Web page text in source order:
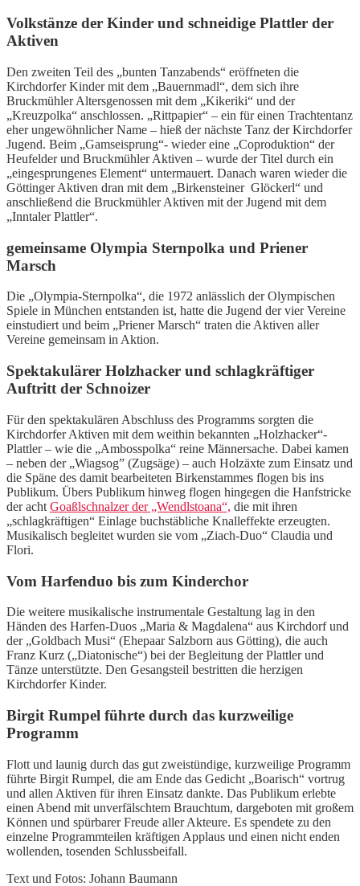
Volkstänze der Kinder und schneidige Plattler der
Aktiven
Den zweiten Teil des „bunten Tanzabends“ eröffneten die
Kirchdorfer Kinder mit dem „Bauernmadl“, dem sich ihre
Bruckmühler Altersgenossen mit dem „Kikeriki“ und der
„Kreuzpolka“ anschlossen. „Rittpapier“ – ein für einen Trachtentanz
eher ungewöhnlicher Name – hieß der nächste Tanz der Kirchdorfer
Jugend. Beim „Gamseisprung“- wieder eine „Coproduktion“ der
Heufelder und Bruckmühler Aktiven – wurde der Titel durch ein
„eingesprungenes Element“ untermauert. Danach waren wieder die
Göttinger Aktiven dran mit dem „Birkensteiner Glöckerl“ und
anschließend die Bruckmühler Aktiven mit der Jugend mit dem
„Inntaler Plattler“.
gemeinsame Olympia Sternpolka und Priener
Marsch
Die „Olympia-Sternpolka“, die 1972 anlässlich der Olympischen
Spiele in München entstanden ist, hatte die Jugend der vier Vereine
einstudiert und beim „Priener Marsch“ traten die Aktiven aller
Vereine gemeinsam in Aktion.
Spektakulärer Holzhacker und schlagkräftiger
Auftritt der Schnoizer
Für den spektakulären Abschluss des Programms sorgten die
Kirchdorfer Aktiven mit dem weithin bekannten „Holzhacker“-
Plattler – wie die „Ambosspolka“ reine Männersache. Dabei kamen
– neben der „Wiagsog” (Zugsäge) – auch Holzäxte zum Einsatz und
die Späne des damit bearbeiteten Birkenstammes flogen bis ins
Publikum. Übers Publikum hinweg flogen hingegen die Hanfstricke
der acht Goaßlschnalzer der „Wendlstoana“, die mit ihren
„schlagkräftigen“ Einlage buchstäbliche Knalleffekte erzeugten.
Musikalisch begleitet wurden sie vom „Ziach-Duo“ Claudia und
Flori.
Vom Harfenduo bis zum Kinderchor
Die weitere musikalische instrumentale Gestaltung lag in den
Händen des Harfen-Duos „Maria & Magdalena“ aus Kirchdorf und
der „Goldbach Musi“ (Ehepaar Salzborn aus Götting), die auch
Franz Kurz („Diatonische“) bei der Begleitung der Plattler und
Tänze unterstützte. Den Gesangsteil bestritten die herzigen
Kirchdorfer Kinder.
Birgit Rumpel führte durch das kurzweilige
Programm
Flott und launig durch das gut zweistündige, kurzweilige Programm
führte Birgit Rumpel, die am Ende das Gedicht „Boarisch“ vortrug
und allen Aktiven für ihren Einsatz dankte. Das Publikum erlebte
einen Abend mit unverfälschtem Brauchtum, dargeboten mit großem
Können und spürbarer Freude aller Akteure. Es spendete zu den
einzelne Programmteilen kräftigen Applaus und einen nicht enden
wollenden, tosenden Schlussbeifall.
Text und Fotos: Johann Baumann